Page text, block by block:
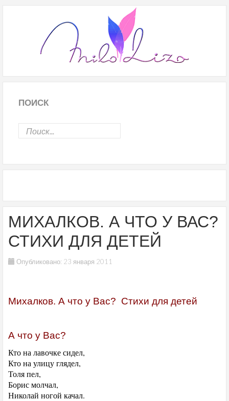
ПОИСК
МИХАЛКОВ. А ЧТО У ВАС?
СТИХИ ДЛЯ ДЕТЕЙ
Опубликовано: 23 января 2011
Михалков. А что у Вас? Стихи для детей
А что у Вас?
Кто на лавочке сидел,
Кто на улицу глядел,
Толя пел,
Борис молчал,
Николай ногой качал.